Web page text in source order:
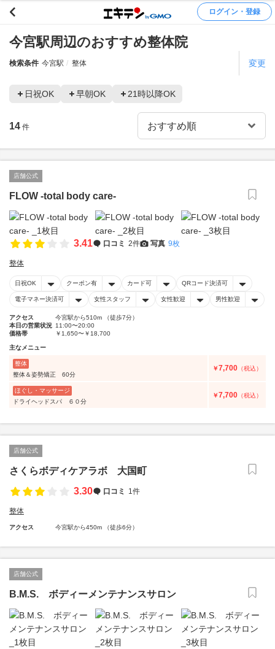
ログイン・登録
今宮駅周辺のおすすめ整体院
検索条件 今宮駅 整体 変更
日祝OK 早朝OK 21時以降OK
14 件
店舗公式
FLOW -total body care-
3.41 口コミ 2件 写真 9枚
整体
日祝OK クーポン有 カード可 QRコード決済可
電子マネー決済可 女性スタッフ 女性歓迎 男性歓迎
アクセス
今宮駅から510m （徒歩7分）
本日の営業状況 11:00〜20:00
価格帯
￥1,650〜￥18,700
主なメニュー
整体
整体＆姿勢矯正 60分
￥7,700 （税込）
ほぐし・マッサージ
ドライヘッドスパ ６０分
￥7,700 （税込）
店舗公式
さくらボディケアラボ 大国町
3.30
口コミ 1件
整体
アクセス 今宮駅から450m （徒歩6分）
店舗公式
B.M.S. ボディーメンテナンスサロン